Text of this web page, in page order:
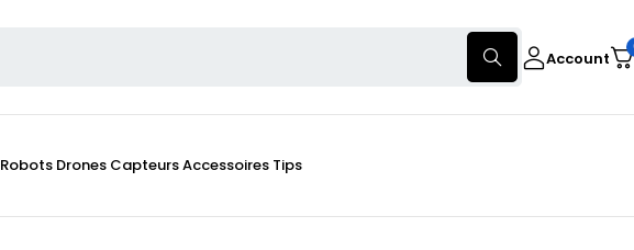
Account
Robots Drones CapteursAccessoires Tips